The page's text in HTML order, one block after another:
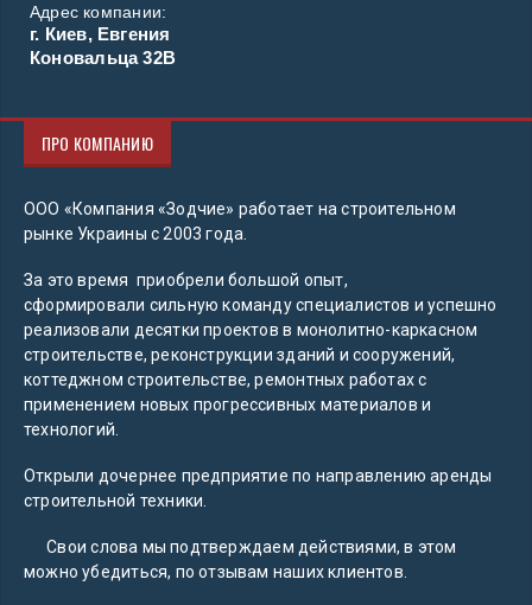
Адрес компании:
г. Киев, Евгения
Коновальца 32В
ПРО КОМПАНИЮ
ООО «Компания «Зодчие» работает на строительном
рынке Украины с 2003 года.
За это время приобрели большой опыт,
сформировали сильную команду специалистов и успешно
реализовали десятки проектов в монолитно-каркасном
строительстве, реконструкции зданий и сооружений,
коттеджном строительстве, ремонтных работах с
применением новых прогрессивных материалов и
технологий.
Открыли дочернее предприятие по направлению аренды
строительной техники.
Свои слова мы подтверждаем действиями, в этом
можно убедиться, по отзывам наших клиентов.